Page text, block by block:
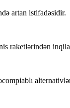
artan istifadəsidir.
raketlərindən